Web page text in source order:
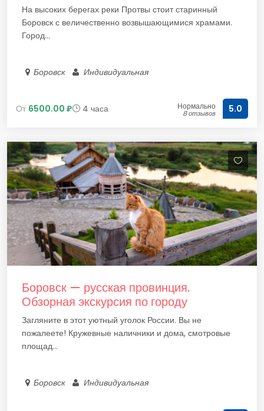
На высоких берегах реки Протвы стоит старинный
Боровск с величественно возвышающимися храмами.
Город...
Боровск Индивидуальная
От 6500.00 ₽ 4 часа Нормально
8 отзывов 5.0
Боровск — русская провинция.
Обзорная экскурсия по городу
Загляните в этот уютный уголок России. Вы не
пожалеете! Кружевные наличники и дома, смотровые
площад...
Боровск Индивидуальная